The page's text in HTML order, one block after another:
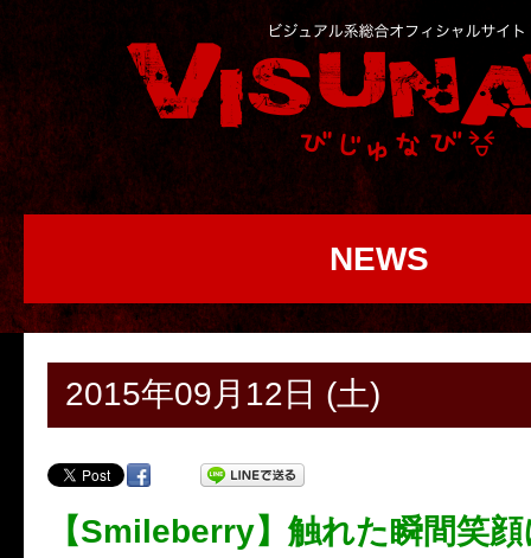
NEWS
2015年09月12日 (土)
【Smileberry】触れた瞬間笑